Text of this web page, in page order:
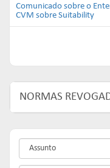
Comunicado sobre o
CVM sobre Suitability
NORMAS